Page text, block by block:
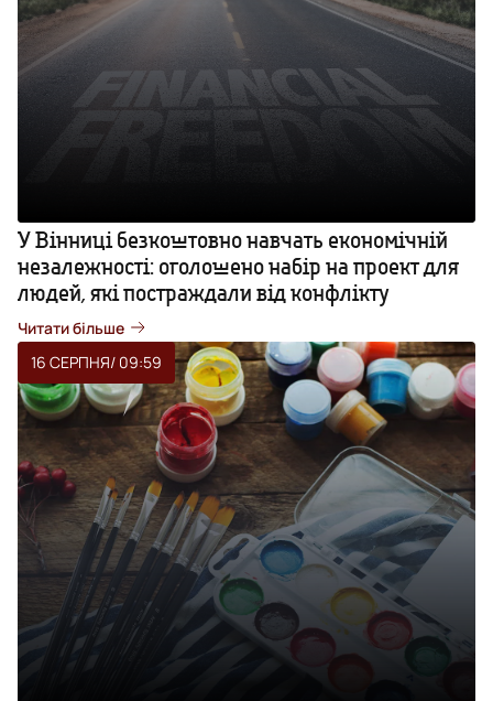
У Вінниці безкоштовно навчать економічній
незалежності: оголошено набір на проект для
людей, які постраждали від конфлікту
Читати більше
16 СЕРПНЯ/ 09:59